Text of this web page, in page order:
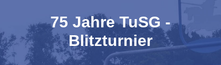
75 Jahre TuSG -
Blitzturnier